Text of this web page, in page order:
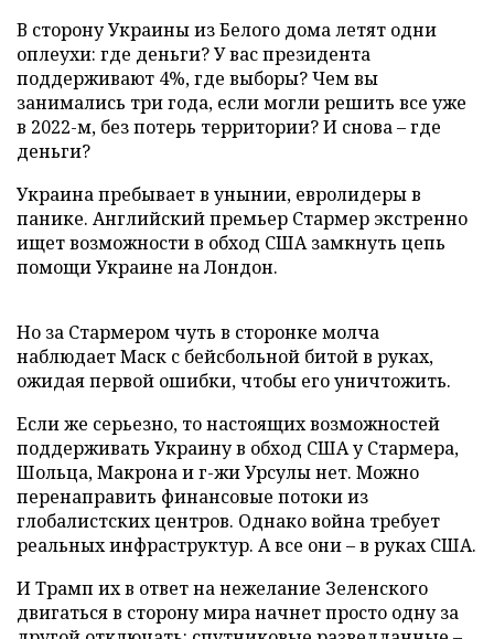
В сторону Украины из Белого дома летят одни
оплеухи: где деньги? У вас президента
поддерживают 4%, где выборы? Чем вы
занимались три года, если могли решить все уже
в 2022-м, без потерь территории? И снова – где
деньги?
Украина пребывает в унынии, евролидеры в
панике. Английский премьер Стармер экстренно
ищет возможности в обход США замкнуть цепь
помощи Украине на Лондон.
Но за Стармером чуть в сторонке молча
наблюдает Маск с бейсбольной битой в руках,
ожидая первой ошибки, чтобы его уничтожить.
Если же серьезно, то настоящих возможностей
поддерживать Украину в обход США у Стармера,
Шольца, Макрона и г-жи Урсулы нет. Можно
перенаправить финансовые потоки из
глобалистских центров. Однако война требует
реальных инфраструктур. А все они – в руках США.
И Трамп их в ответ на нежелание Зеленского
двигаться в сторону мира начнет просто одну за